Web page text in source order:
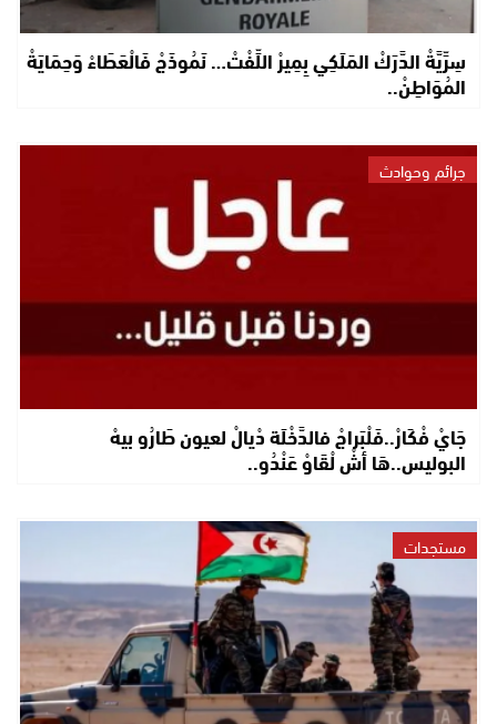
سِرِّيَّةْ الدَّرَكْ المَلَكِي بِمِيرْ اللِّفْتْ… نَمُوذَجْ فَالْعَطَاءْ وَحِمَايَةْ
المُوَاطِنْ..
جرائم وحوادث
جَايْ فْكَارْ..فَلْبَراجْ فالدَّخْلَة دْيالْ لعيون طَارُو بيهْ
البوليس..هَا أشْ لْقَاوْ عَنْدُو..
مستجدات